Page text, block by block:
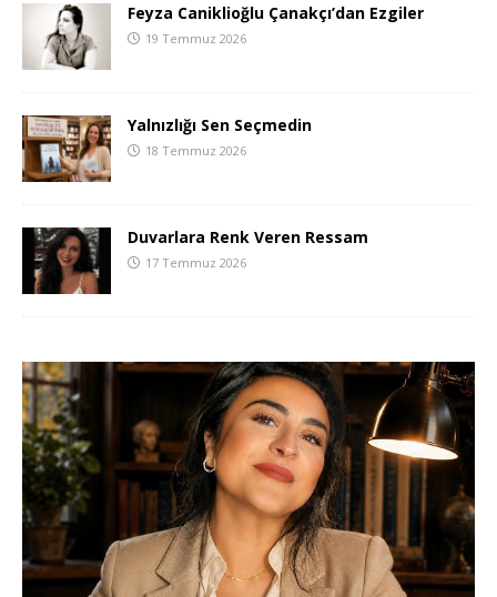
Feyza Caniklioğlu Çanakçı’dan Ezgiler
19 Temmuz 2026
Yalnızlığı Sen Seçmedin
18 Temmuz 2026
Duvarlara Renk Veren Ressam
17 Temmuz 2026